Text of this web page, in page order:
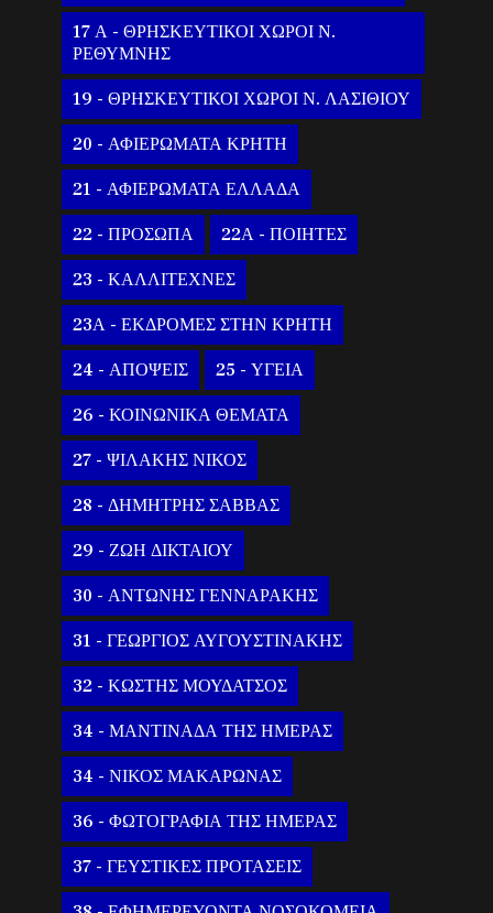
17 Α - ΘΡΗΣΚΕΥΤΙΚΟΙ ΧΩΡΟΙ Ν.
ΡΕΘΥΜΝΗΣ
19 - ΘΡΗΣΚΕΥΤΙΚΟΙ ΧΩΡΟΙ Ν. ΛΑΣΙΘΙΟΥ
20 - ΑΦΙΕΡΩΜΑΤΑ ΚΡΗΤΗ
21 - ΑΦΙΕΡΩΜΑΤΑ ΕΛΛΑΔΑ
22 - ΠΡΟΣΩΠΑ 22Α - ΠΟΙΗΤΕΣ
23 - ΚΑΛΛΙΤΕΧΝΕΣ
23Α - ΕΚΔΡΟΜΕΣ ΣΤΗΝ ΚΡΗΤΗ
24 - ΑΠΟΨΕΙΣ 25 - ΥΓΕΙΑ
26 - ΚΟΙΝΩΝΙΚΑ ΘΕΜΑΤΑ
27 - ΨΙΛΑΚΗΣ ΝΙΚΟΣ
28 - ΔΗΜΗΤΡΗΣ ΣΑΒΒΑΣ
29 - ΖΩΗ ΔΙΚΤΑΙΟΥ
30 - ΑΝΤΩΝΗΣ ΓΕΝΝΑΡΑΚΗΣ
31 - ΓΕΩΡΓΙΟΣ ΑΥΓΟΥΣΤΙΝΑΚΗΣ
32 - ΚΩΣΤΗΣ ΜΟΥΔΑΤΣΟΣ
34 - ΜΑΝΤΙΝΑΔΑ ΤΗΣ ΗΜΕΡΑΣ
34 - ΝΙΚΟΣ ΜΑΚΑΡΩΝΑΣ
36 - ΦΩΤΟΓΡΑΦΙΑ ΤΗΣ ΗΜΕΡΑΣ
37 - ΓΕΥΣΤΙΚΕΣ ΠΡΟΤΑΣΕΙΣ